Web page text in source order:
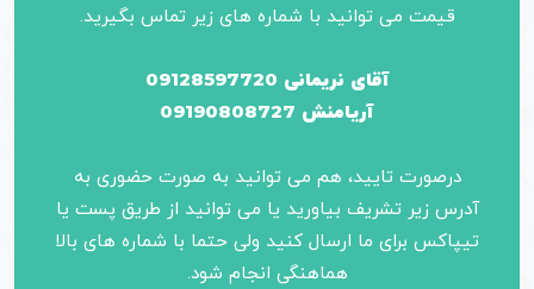
قیمت می توانید با شماره های زیر تماس بگیرید.
آقای نریمانی 09128597720
آریامنش 09190808727
درصورت تایید، هم می توانید به صورت حضوری به
آدرس زیر تشریف بیاورید یا می توانید از طریق پست یا
تیپاکس برای ما ارسال کنید ولی حتما با شماره های بالا
هماهنگی انجام شود.